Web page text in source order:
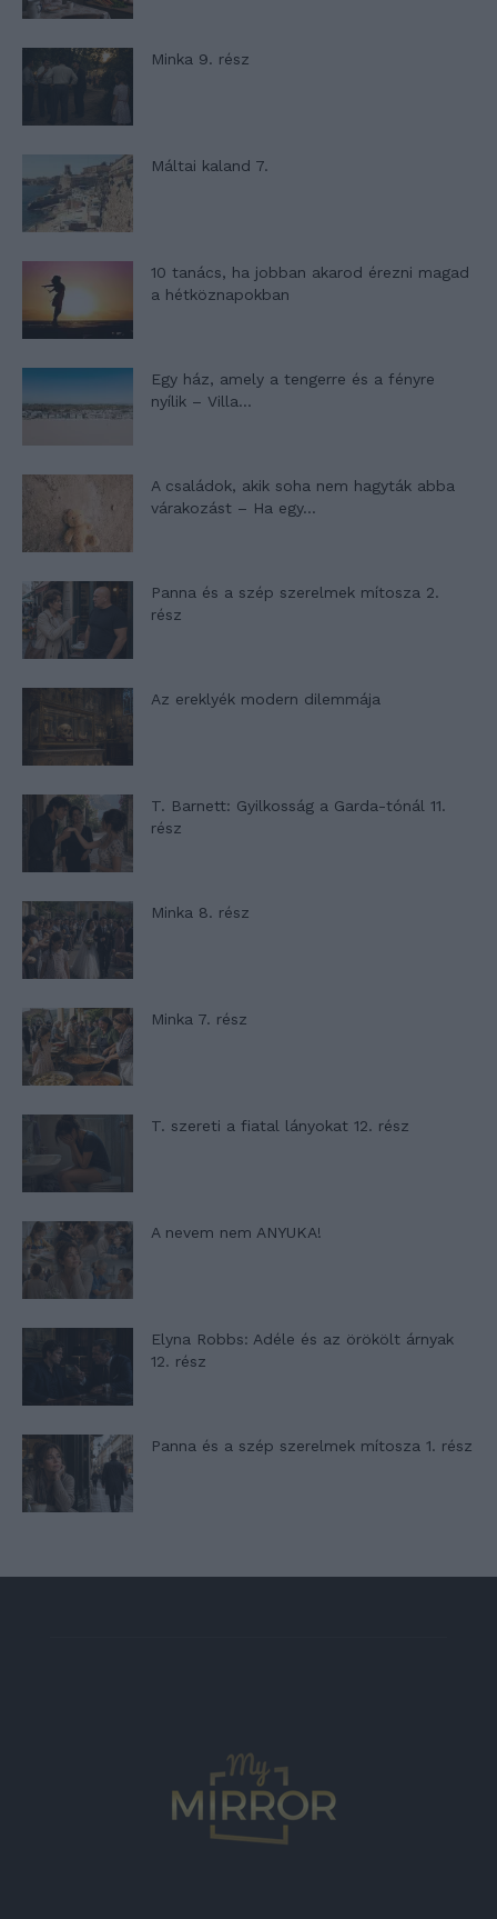
Minka 9. rész
Máltai kaland 7.
10 tanács, ha jobban akarod érezni magad
a hétköznapokban
Egy ház, amely a tengerre és a fényre
nyílik – Villa...
A családok, akik soha nem hagyták abba
várakozást – Ha egy...
Panna és a szép szerelmek mítosza 2.
rész
Az ereklyék modern dilemmája
T. Barnett: Gyilkosság a Garda-tónál 11.
rész
Minka 8. rész
Minka 7. rész
T. szereti a fiatal lányokat 12. rész
A nevem nem ANYUKA!
Elyna Robbs: Adéle és az örökölt árnyak
12. rész
Panna és a szép szerelmek mítosza 1. rész